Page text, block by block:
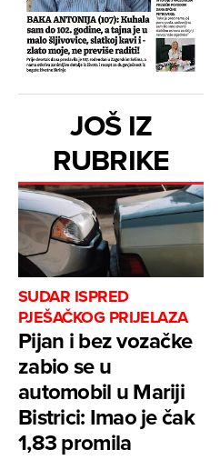
JOŠ IZ
RUBRIKE
SUDAR ISPRED
PJEŠAČKOG PRIJELAZA
Pijan i bez vozačke
zabio se u
automobil u Mariji
Bistrici: Imao je čak
1,83 promila